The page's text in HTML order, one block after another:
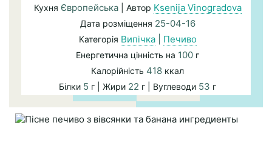
Кухня Європейська| Автор Ksenija Vinogradova
Дата розміщення 25-04-16
Категорія Випічка| Печиво
Енергетична цінність на 100 г
Калорійність 418 ккал
Білки 5 г | Жири 22 г | Вуглеводи 53 г